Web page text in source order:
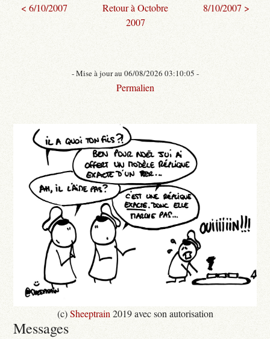
< 6/10/2007
Retour à Octobre
2007
8/10/2007 >
- Mise à jour au 06/08/2026 03:10:05 -
Permalien
(c)Sheeptrain 2019 avec son autorisation
Messages